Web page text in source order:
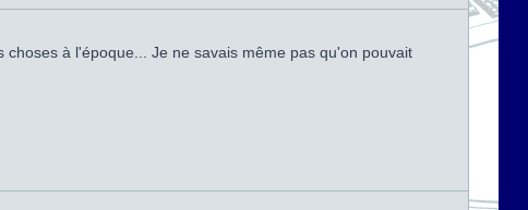
à l'époque... Je ne savais même pas qu'on pouvait